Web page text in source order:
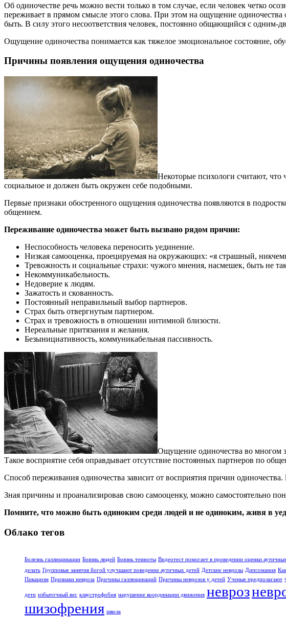
Об одиночестве речь можно вести только в том случае, если человек четко
переживает в прямом смысле этого слова. При этом на ощущение
быть. В силу этого несоответствия человек, постоянно общающийся с
Ощущение одиночества понимается как тяжелое эмоциональное состояние,
Причины появления ощущения одиночества
Некоторые психологи считают, что
социальное и должен быть окружен себе подобными.
Первые признаки обостренного ощущения одиночества появляются в
общением.
Переживание одиночества может быть вызвано рядом причин:
Неспособность человека переносить уединение.
Низкая самооценка, проецируемая на окружающих: «я страшный,
Тревожность и социальные страхи: чужого мнения, насмешек, быть не
Некоммуникабельность.
Недоверие к людям.
Зажатость и скованность.
Постоянный неправильный выбор партнеров.
Страх быть отвергнутым партнером.
Страх и тревожность в отношении интимной близости.
Нереальные притязания и желания.
Безынициативность, коммуникабельная пассивность.
Ощущение одиночества во многом
Такое восприятие себя оправдывает отсутствие постоянных партнеров
Способ переживания одиночества зависит от восприятия причин
Зная причины и проанализировав свою самооценку, можно самостоятельно
Помните, что можно быть одиноким среди людей и не одиноким, живя в
Облако тегов
Болезнь галлюцинации Боязнь людей Боязнь темноты Видеотест помогает в проведении оценки
делать Групповые занятия йогой улучшают поведение аутичных детей Детские неврозы Дипсомания
Пикацизм Признаки невроза Причины галлюцинаций Причины неврозов у детей Ученые предполагают
дети избыточный вес клаустрофобия нарушение координации движения невроз
шизофрения школа